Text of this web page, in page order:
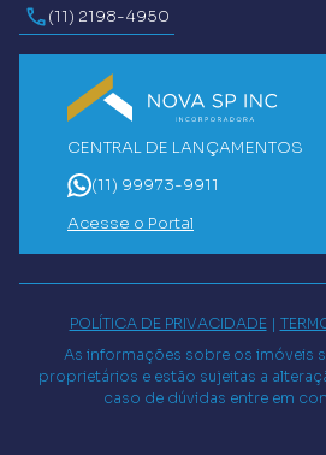
(11) 2198-4950
CENTRAL DE LANÇAMENTOS
(11) 99973-9911
Acesse o Portal
POLÍTICA DE PRIVACIDADE |
As informações sobre os imóveis
proprietários e estão sujeitas a
caso de dúvidas entre em